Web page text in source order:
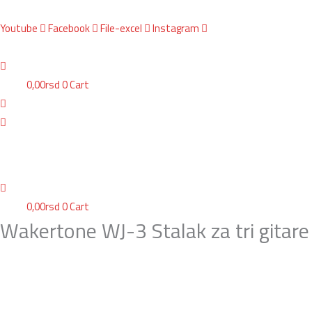
на
Youtube
Facebook File-excel Instagram
0,00rsd0Cart
0,00rsd0Cart
Wakertone WJ-3 Stalak za tri gitare
...